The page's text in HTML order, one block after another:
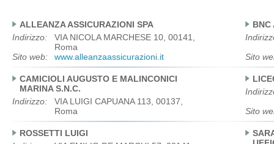
ALLEANZA ASSICURAZIONI SPA
Indirizzo:
VIA NICOLA MARCHESE 10, 00141,
Roma
Sito web:
www.alleanzaassicurazioni.it
BNC
Sito
CAMICIOLI AUGUSTO E MALINCONICI
MARINA S.N.C.
Indirizzo:
VIA LUIGI CAPUANA 113, 00137,
Roma
Sito
ROSSETTI LUIGI